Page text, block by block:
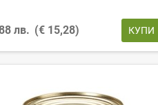
лв. (€ 15,28) КУПИ